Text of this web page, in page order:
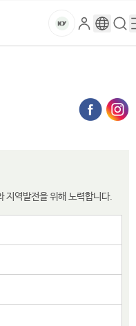
마
로
그
구
글
검
색
지역발전을 위해 노력합니다.